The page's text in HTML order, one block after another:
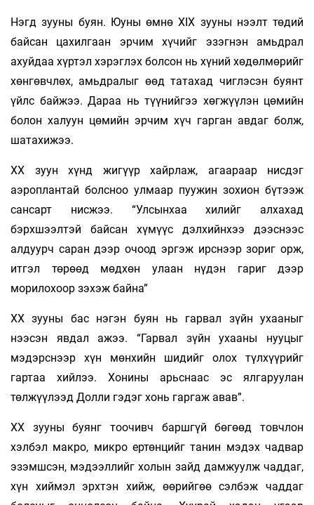
Нэгд зууны буян. Юуны өмнө XIX зууны нээлт төдий
байсан цахилгаан эрчим хүчийг эзэгнэн амьдрал
ахуйдаа хүртэл хэрэглэх болсон нь хүний хөдөлмөрийг
хөнгөвчлөх, амьдралыг өөд татахад чиглэсэн буянт
үйлс байжээ. Дараа нь түүнийгээ хөгжүүлэн цөмийн
болон халуун цөмийн эрчим хүч гарган авдаг болж,
шатахижээ.
XX зуун хүнд жигүүр хайрлаж, агаараар нисдэг
аэроплантай болсноо улмаар пуужин зохион бүтээж
сансарт нисжээ. “Улсынхаа хилийг алхахад
бэрхшээлтэй байсан хүмүүс дэлхийнхээ дээснээс
алдуурч саран дээр очоод эргэж ирснээр зориг орж,
итгэл төрөөд мөдхөн улаан нүдэн гариг дээр
морилохоор зэхэж байна”
XX зууны бас нэгэн буян нь гарвал зүйн ухааныг
нээсэн явдал ажээ. “Гарвал зүйн ухааны нууцыг
мэдэрснээр хүн мөнхийн шидийг олох түлхүүрийг
гартаа хийлээ. Хонины арьснаас эс ялгаруулан
төлжүүлээд Долли гэдэг хонь гаргаж авав”.
XX зууны буянг тоочивч баршгүй бөгөөд товчлон
хэлбэл макро, микро ертөнцийг танин мэдэх чадвар
эзэмшсэн, мэдээллийг холын зайд дамжуулж чаддаг,
хүн хиймэл эрхтэн хийж, өөрийгөө сэлбэж чаддаг